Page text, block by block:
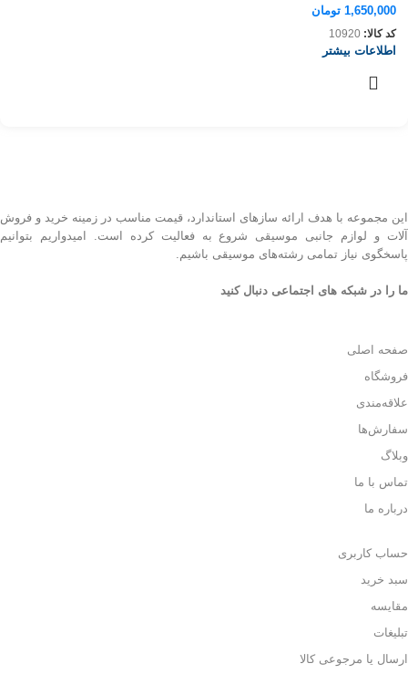
1,650,000 تومان
کد کالا: 10920
اطلاعات بیشتر
این مجموعه با هدف ارائه سازهای استاندارد، قیمت مناسب در زمینه خرید و فروش
آلات و لوازم جانبی موسیقی شروع به فعالیت کرده است. امیدواریم بتوانیم
پاسخگوی نیاز تمامی رشته‌های موسیقی باشیم.
ما را در شبکه های اجتماعی دنبال کنید
صفحه اصلی
فروشگاه
علاقه‌مندی
سفارش‌ها
وبلاگ
تماس با ما
درباره ما
حساب کاربری
سبد خرید
مقایسه
تبلیغات
ارسال یا مرجوعی کالا